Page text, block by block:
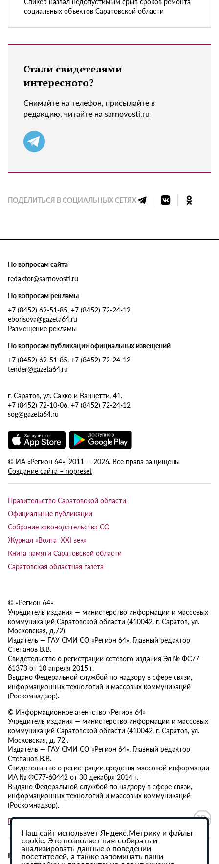
социальных объектов Саратовской области
Стали свидетелями
интересного?
Снимайте на телефон, присылайте в
редакцию, читайте на sarnovosti.ru
ПОДЕЛИТЬСЯ В СОЦИАЛЬНЫХ СЕТЯХ
По вопросам сайта
redaktor@sarnovosti.ru
По вопросам рекламы
+7 (8452) 69-51-85, +7 (8452) 72-24-12
eborisova@gazeta64.ru
Размещение рекламы
По вопросам публикации официальных извещений
+7 (8452) 69-51-85, +7 (8452) 72-24-12
tender@gazeta64.ru
г. Саратов, ул. Сакко и Ванцетти, 41.
+7 (8452) 72-10-06, +7 (8452) 72-24-12
sog@gazeta64.ru
© ИА «Регион 64», 2011 — 2026. Все права защищены
Создание сайта – nopreset
Правительство Саратовской области
Официальные публикации
Собрание законодательства СО
Журнал «Волга XXI век»
Книга памяти Саратовской области
Саратовская областная газета
© «Регион 64»
Учредитель издания — министерство информации и массовых
коммуникаций Саратовской области (410042, г. Саратов, ул.
Московская, д.72).
Издатель — ГАУ СМИ СО «Регион 64». Главный редактор
Степанов В.В.
Свидетельство о регистрации сетевого издания Эл № ФС77-
61373 от 10 апреля 2015 г.
Выдано Федеральной службой по надзору в сфере связи,
информационных технологий и массовых коммуникаций
(Роскомнадзор).
© Информационное агентство «Регион 64»
Учредитель издания — министерство информации и массовых
коммуникаций Саратовской области (410042, г. Саратов, ул.
Московская, д. 72).
Издатель — ГАУ СМИ СО «Регион 64». Главный редактор
Степанов В.В.
Свидетельство о регистрации средства массовой информации
ИА № ФС77-60442 от 30 декабря 2014 г.
Выдано Федеральной службой по надзору в сфере связи,
информационных технологий и массовых коммуникаций
(Роскомнадзор).
Политика в отношении обработки персональных данных
При использовании материалов сайта активная
Наш сайт использует Яндекс.Метрику и файлы
cookie. Это позволяет нам собирать и
анализировать данные о поведении
посетителей, а также запоминать ваши